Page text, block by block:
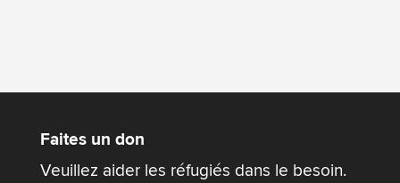
Faites un don
Veuillez aider les réfugiés dans le besoin.